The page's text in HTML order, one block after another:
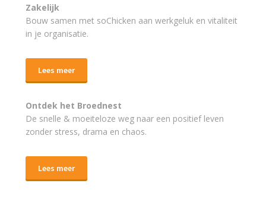
Zakelijk
Bouw samen met soChicken aan werkgeluk en vitaliteit
in je organisatie.
Lees meer
Ontdek het Broednest
De snelle & moeiteloze weg naar een positief leven
zonder stress, drama en chaos.
Lees meer